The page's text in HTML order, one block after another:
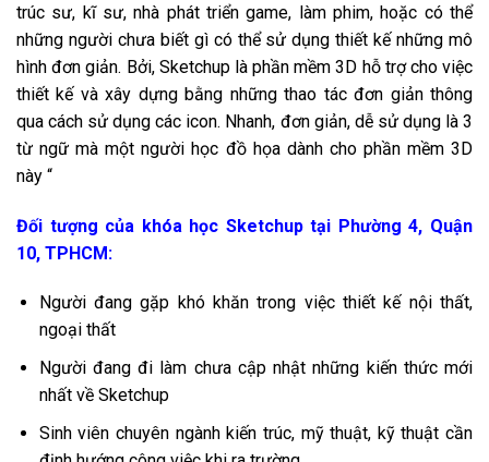
trúc sư, kĩ sư, nhà phát triển game, làm phim, hoặc có thể
những người chưa biết gì có thể sử dụng thiết kế những mô
hình đơn giản. Bởi, Sketchup là phần mềm 3D hỗ trợ cho việc
thiết kế và xây dựng bằng những thao tác đơn giản thông
qua cách sử dụng các icon. Nhanh, đơn giản, dễ sử dụng là 3
từ ngữ mà một người học đồ họa dành cho phần mềm 3D
này “
Đối tượng của khóa học Sketchup tại Phường 4, Quận
10, TPHCM:
Người đang gặp khó khăn trong việc thiết kế nội thất,
ngoại thất
Người đang đi làm chưa cập nhật những kiến thức mới
nhất về Sketchup
Sinh viên chuyên ngành kiến trúc, mỹ thuật, kỹ thuật cần